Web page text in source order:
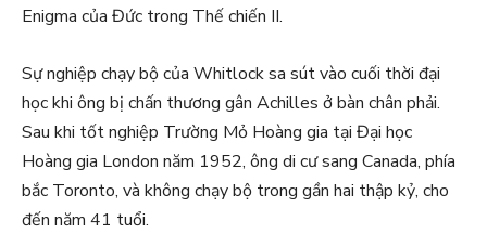
Enigma của Đức trong Thế chiến II.
Sự nghiệp chạy bộ của Whitlock sa sút vào cuối thời đại
học khi ông bị chấn thương gân Achilles ở bàn chân phải.
Sau khi tốt nghiệp Trường Mỏ Hoàng gia tại Đại học
Hoàng gia London năm 1952, ông di cư sang Canada, phía
bắc Toronto, và không chạy bộ trong gần hai thập kỷ, cho
đến năm 41 tuổi.